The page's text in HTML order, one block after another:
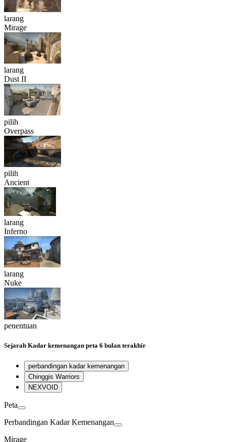
larang
Mirage
larang
Dust II
pilih
Overpass
pilih
Ancient
larang
Inferno
larang
Nuke
penentuan
Sejarah Kadar kemenangan peta 6 bulan terakhir
perbandingan kadar kemenangan
Chinggis Warriors
NEXVOID
Peta
Perbandingan Kadar Kemenangan
Mirage